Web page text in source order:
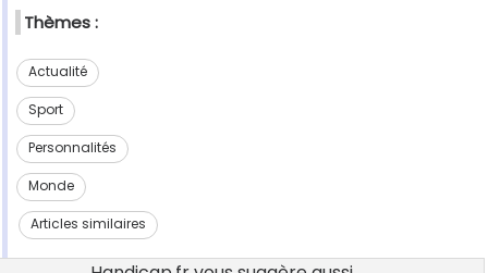
Thèmes :
Actualité
Sport
Personnalités
Monde
Articles similaires